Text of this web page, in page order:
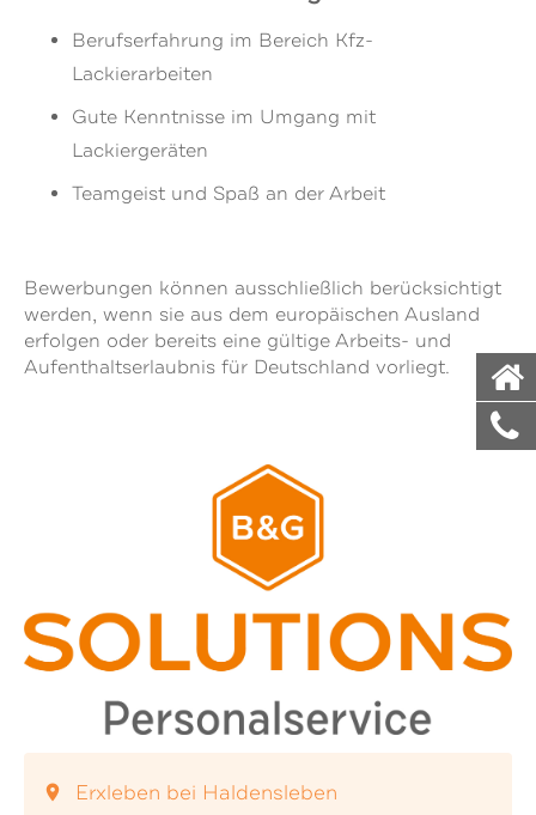
Berufserfahrung im Bereich Kfz-
Lackierarbeiten
Gute Kenntnisse im Umgang mit
Lackiergeräten
Teamgeist und Spaß an der Arbeit
Bewerbungen können ausschließlich berücksichtigt
werden, wenn sie aus dem europäischen Ausland
erfolgen oder bereits eine gültige Arbeits- und
Aufenthaltserlaubnis für Deutschland vorliegt.
location_on Erxleben bei Haldensleben